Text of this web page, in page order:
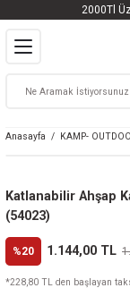
2000Tl
Tüfekleri
Anasayfa KAMP-
Katlanabilir Ahşap
(54023)
%20 1.144,00 TL
*228,80 TL den başlayan